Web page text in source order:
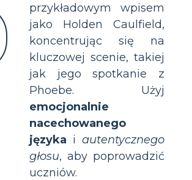
przykładowym wpisem
jako Holden Caulfield,
koncentrując się na
kluczowej scenie, takiej
jak jego spotkanie z
Phoebe. Użyj
emocjonalnie
nacechowanego
języka i autentycznego
głosu, aby poprowadzić
uczniów.